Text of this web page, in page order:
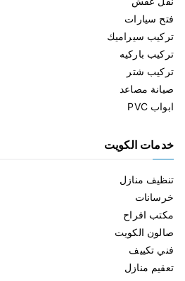
فتح سيارات
تركيب سيراميك
تركيب باركيه
تركيب شتر
صيانة مصاعد
ابواب PVC
خدمات الكويت
تنظيف منازل
خرسانات
مكتب افراح
صالون الكويت
فني تكييف
تعقيم منازل